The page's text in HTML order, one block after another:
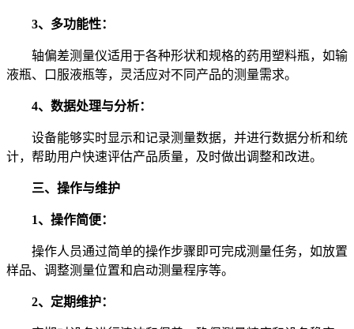
3、多功能性：
轴偏差测量仪适用于各种形状和规格的药用塑料瓶，如输
液瓶、口服液瓶等，灵活应对不同产品的测量需求。
4、数据处理与分析：
设备能够实时显示和记录测量数据，并进行数据分析和统
计，帮助用户快速评估产品质量，及时做出调整和改进。
三、操作与维护
1、操作简便：
操作人员通过简单的操作步骤即可完成测量任务，如放置
样品、调整测量位置和启动测量程序等。
2、定期维护：